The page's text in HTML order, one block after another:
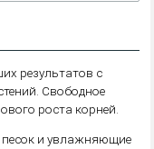
результатов с
Свободное
роста корней.
и увлажняющие